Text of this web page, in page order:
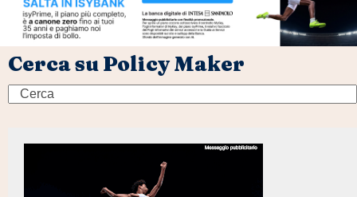
Cerca su Policy Maker
Search